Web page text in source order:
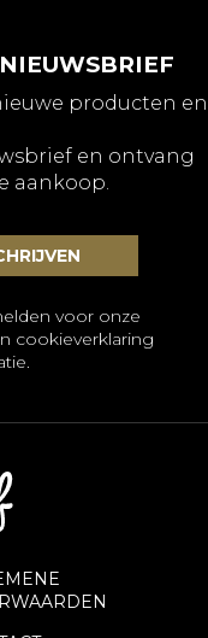
producten en
en ontvang
aankoop.
voor onze
cookieverklaring